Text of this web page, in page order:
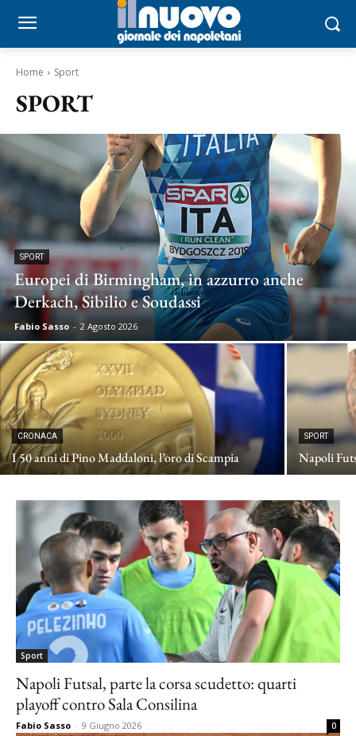
Home Sport
SPORT
SPORT
Europei di Birmingham, in azzurro anche
Derkach, Sibilio e Soudassi
Fabio Sasso - 2 Agosto 2026
CRONACA
I 50 anni di Pino Maddaloni, l’oro di Scampia
SPORT
Napoli
Sport
Napoli Futsal, parte la corsa scudetto: quarti
playoff contro Sala Consilina
Fabio Sasso - 9 Giugno 2026 0